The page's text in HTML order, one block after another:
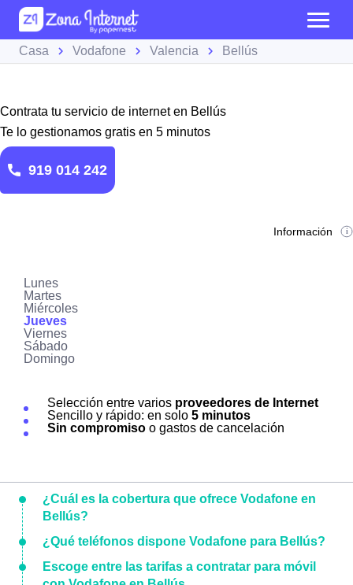
Casa Vodafone Valencia Bellús
Contrata tu servicio de internet en Bellús
Te lo gestionamos gratis en 5 minutos
919 014 242
Información
Lunes
Martes
Miércoles
Jueves
Viernes
Sábado
Domingo
Selección entre varios proveedores de Internet
Sencillo y rápido: en solo 5 minutos
Sin compromiso o gastos de cancelación
¿Cuál es la cobertura que ofrece Vodafone en
Bellús?
¿Qué teléfonos dispone Vodafone para Bellús?
Escoge entre las tarifas a contratar para móvil